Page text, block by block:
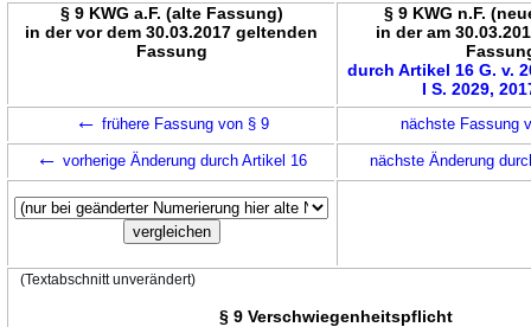
§ 9 KWG a.F. (alte Fassung)
in der vor dem 30.03.2017 geltenden
Fassung
§ 9 KWG n.F.
in der am
durch Artikel 16 G. v.
I S. 2029,
← frühere Fassung von § 9 nächste Fassung
← vorherige Änderung durch Artikel 16 nächste Änderung
(Textabschnitt unverändert)
§ 9 Verschwiegenheitspflicht